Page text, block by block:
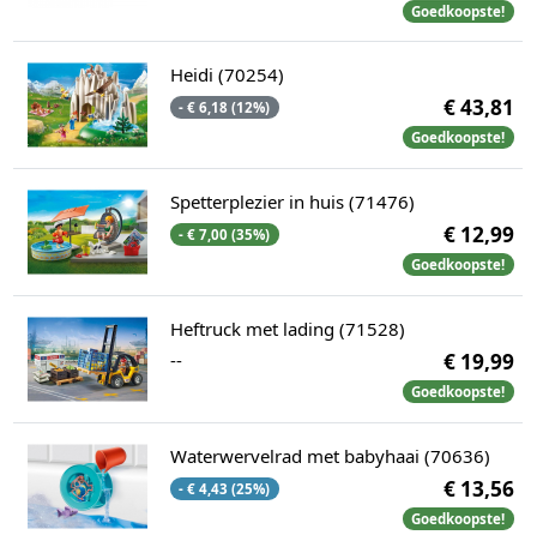
Goedkoopste!
Heidi (70254)
- € 6,18 (12%) € 43,81
Goedkoopste!
Spetterplezier in huis (71476)
- € 7,00 (35%) € 12,99
Goedkoopste!
Heftruck met lading (71528)
--
€ 19,99
Goedkoopste!
Waterwervelrad met babyhaai (70636)
- € 4,43 (25%) € 13,56
Goedkoopste!